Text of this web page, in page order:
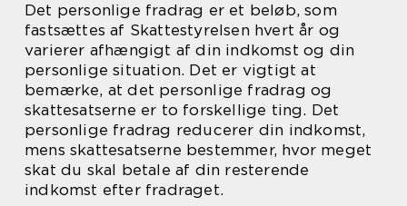
Det personlige fradrag er et beløb, som
fastsættes af Skattestyrelsen hvert år og
varierer afhængigt af din indkomst og din
personlige situation. Det er vigtigt at
bemærke, at det personlige fradrag og
skattesatserne er to forskellige ting. Det
personlige fradrag reducerer din indkomst,
mens skattesatserne bestemmer, hvor meget
skat du skal betale af din resterende
indkomst efter fradraget.